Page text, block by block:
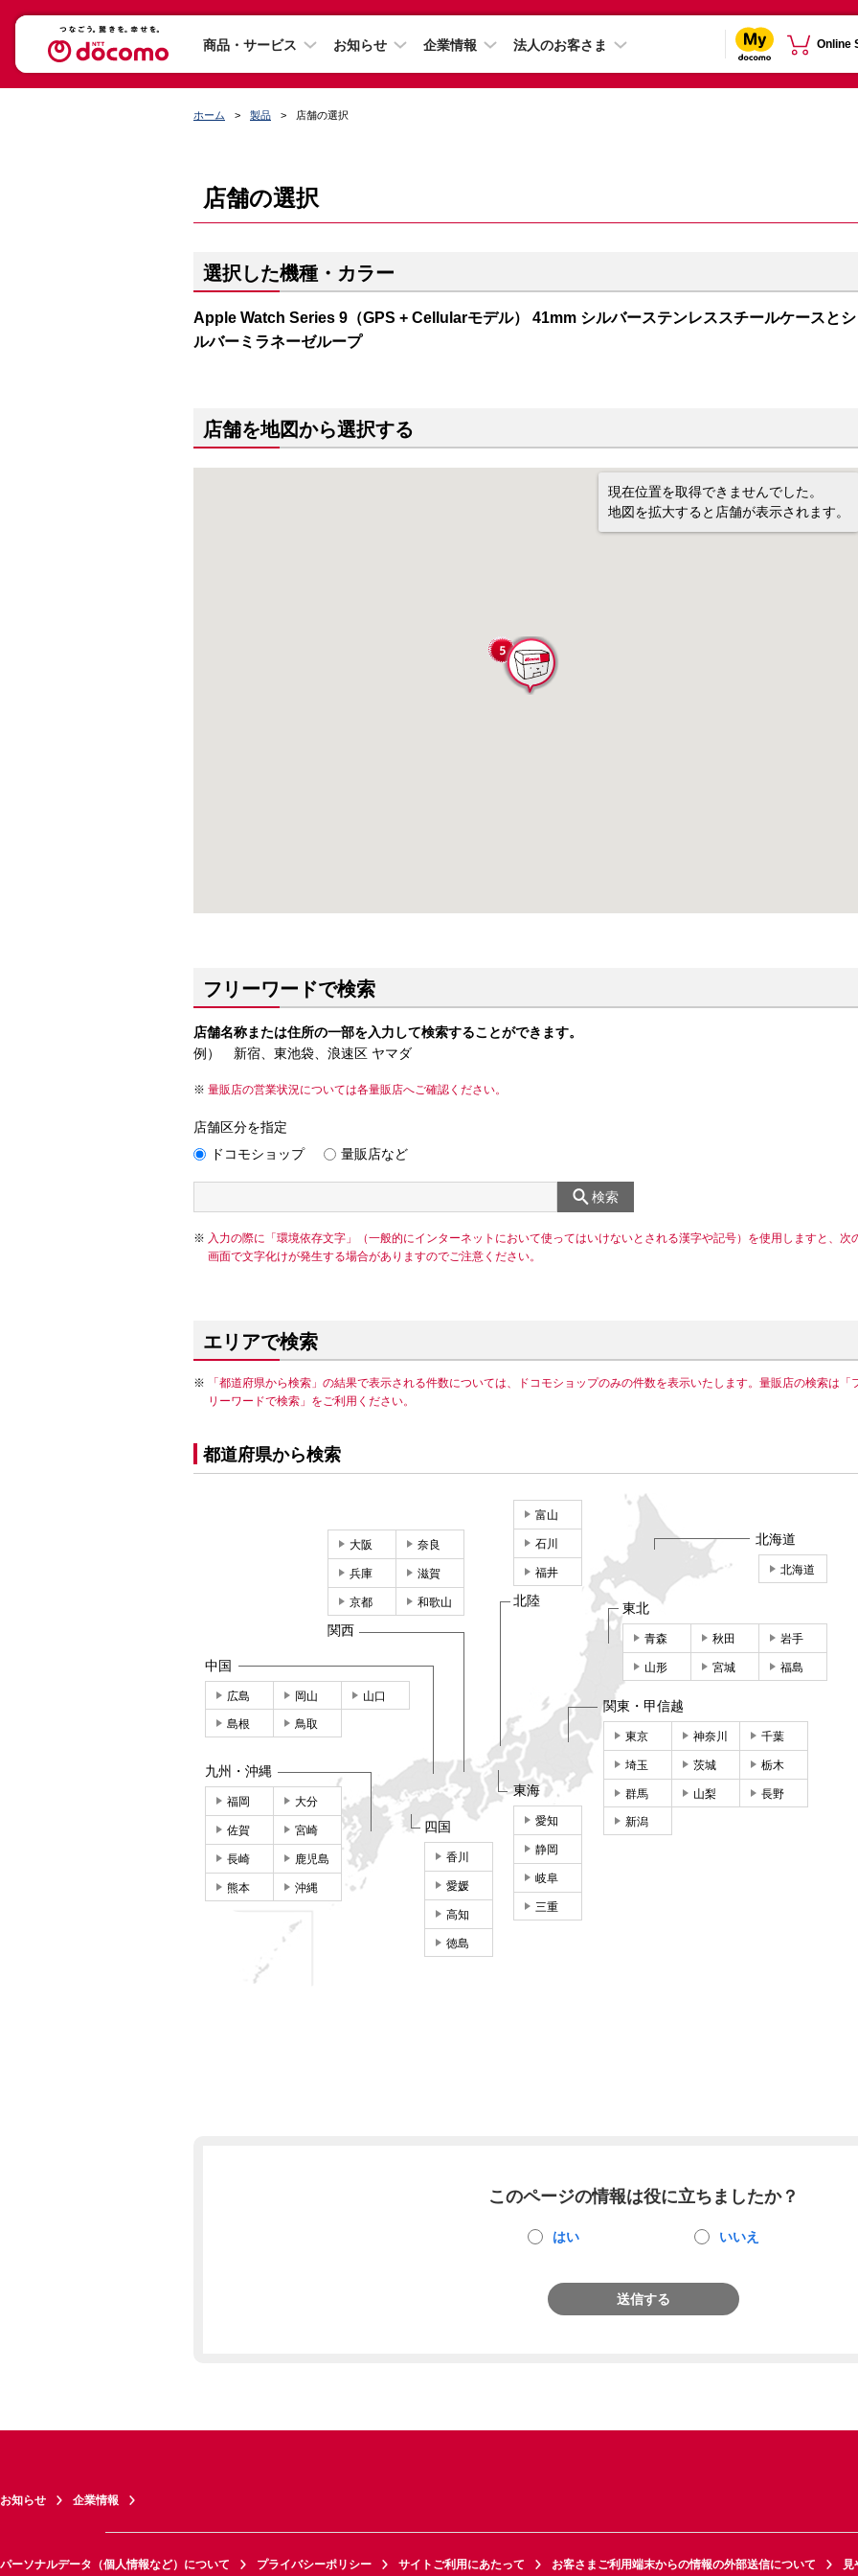
商品・サービス お知らせ 企業情報 法人のお客さま Online
ホーム 製品 店舗の選択
店舗の選択
選択した機種・カラー
Apple Watch Series 9（GPS + Cellularモデル） 41mm シルバーステンレススチールケースとシ
ルバーミラネーゼループ
店舗を地図から選択する
現在位置を取得できませんでした。
地図を拡大すると店舗が表示されます。
フリーワードで検索
店舗名称または住所の一部を入力して検索することができます。
例） 新宿、東池袋、浪速区 ヤマダ
量販店の営業状況については各量販店へご確認ください。
店舗区分を指定
ドコモショップ
量販店など
検索
入力の際に「環境依存文字」（一般的にインターネットにおいて使ってはいけないとされる漢字や記号）を使用しますと、次
画面で文字化けが発生する場合がありますのでご注意ください。
エリアで検索
「都道府県から検索」の結果で表示される件数については、ドコモショップのみの件数を表示いたします。量販店の検索は「
リーワードで検索」をご利用ください。
都道府県から検索
北海道
北海道
東北
青森 秋田 岩手
山形 宮城 福島
関東・甲信越
東京 神奈川 千葉
埼玉 茨城 栃木
群馬 山梨 長野
新潟
東海
愛知
静岡
岐阜
三重
富山
石川
福井
北陸
大阪 奈良
兵庫 滋賀
京都 和歌山
関西
中国
広島 岡山 山口
島根 鳥取
四国
香川
愛媛
高知
徳島
九州・沖縄
福岡 大分
佐賀 宮崎
長崎 鹿児島
熊本 沖縄
このページの情報は役に立ちましたか？
はい いいえ
送信する
お知らせ 企業情報
パーソナルデータ（個人情報など）について プライバシーポリシー サイトご利用にあたって お客さまご利用端末からの情報の外部送信について 見